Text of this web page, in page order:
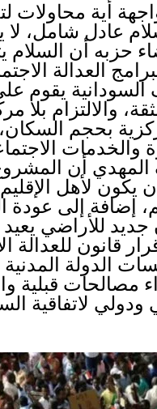
أية محاولات
عادل شامل، لا
حزبه أن السلام
العدالة
يقوم
والالتزام بلا
بحجم السكان،
والخدمات
المهدي أن
يكون لأهل
إضافة إلى عودة
للأراضي يعيد
قانون للعدالة
الدولة المدنية
مصالحات قبلية
لاتفاقية